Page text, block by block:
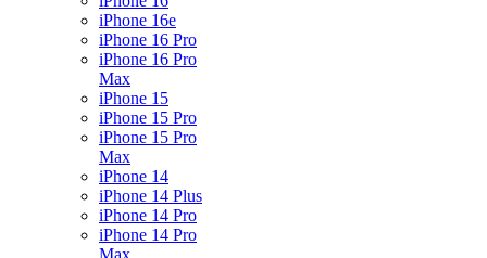
iPhone 16e
iPhone 16 Pro
iPhone 16 Pro
Max
iPhone 15
iPhone 15 Pro
iPhone 15 Pro
Max
iPhone 14
iPhone 14 Plus
iPhone 14 Pro
iPhone 14 Pro
Max